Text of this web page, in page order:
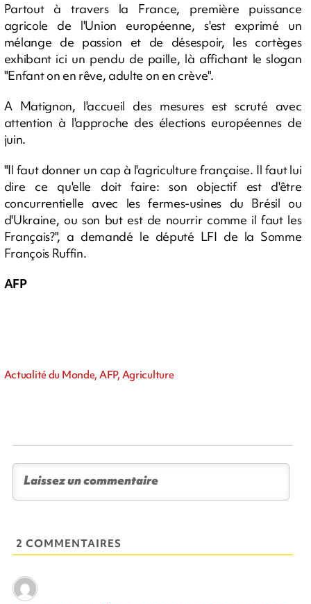
Partout à travers la France, première puissance
agricole de l'Union européenne, s'est exprimé un
mélange de passion et de désespoir, les cortèges
exhibant ici un pendu de paille, là affichant le slogan
"Enfant on en rêve, adulte on en crève".
A Matignon, l'accueil des mesures est scruté avec
attention à l'approche des élections européennes de
juin.
"Il faut donner un cap à l'agriculture française. Il faut lui
dire ce qu'elle doit faire: son objectif est d'être
concurrentielle avec les fermes-usines du Brésil ou
d'Ukraine, ou son but est de nourrir comme il faut les
Français?", a demandé le député LFI de la Somme
François Ruffin.
AFP
Actualité du Monde, AFP, Agriculture
2 COMMENTAIRES